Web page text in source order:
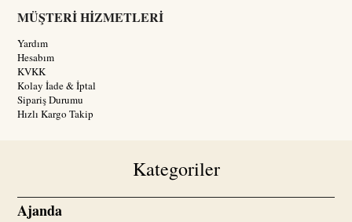
MÜŞTERİ HİZMETLERİ
Yardım
Hesabım
KVKK
Kolay İade & İptal
Sipariş Durumu
Hızlı Kargo Takip
Kategoriler
Ajanda